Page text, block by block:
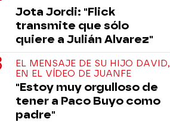
Jota Jordi: "Flick
transmite que sólo
quiere a Julián Alvarez"
EL MENSAJE DE SU HIJO DAVID,
EN EL VÍDEO DE JUANFE
"Estoy muy orgulloso de
tener a Paco Buyo como
padre"